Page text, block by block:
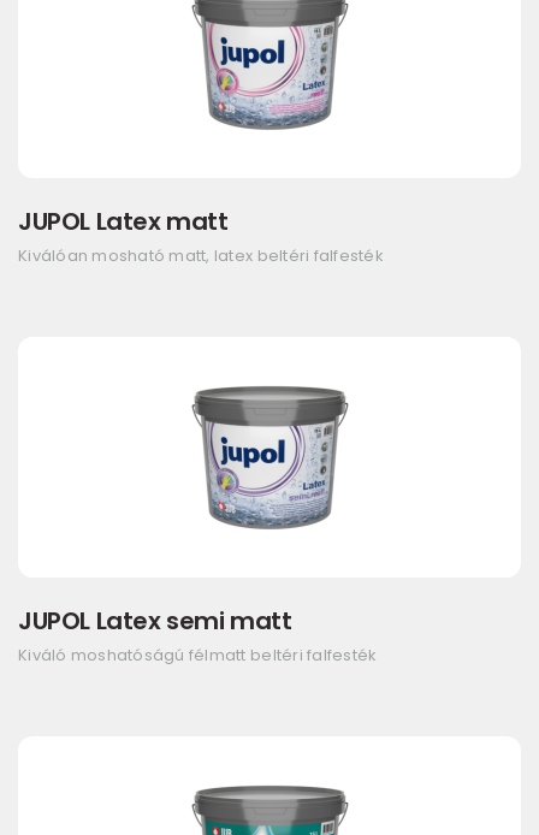
JUPOL Latex matt
Kiválóan mosható matt, latex beltéri falfesték
JUPOL Latex semi matt
Kiváló moshatóságú félmatt beltéri falfesték